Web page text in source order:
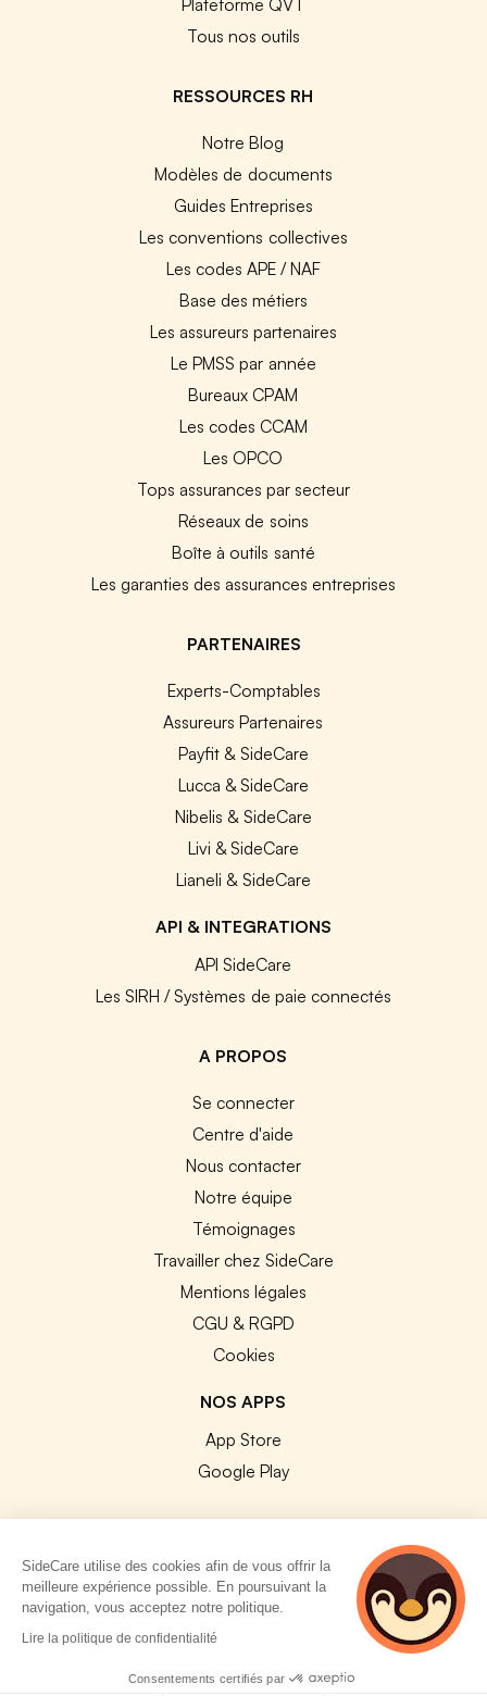
Tous nos outils
RESSOURCES RH
Notre Blog
Modèles de documents
Guides Entreprises
Les conventions collectives
Les codes APE / NAF
Base des métiers
Les assureurs partenaires
Le PMSS par année
Bureaux CPAM
Les codes CCAM
Les OPCO
Tops assurances par secteur
Réseaux de soins
Boîte à outils santé
Les garanties des assurances entreprises
PARTENAIRES
Experts-Comptables
Assureurs Partenaires
Payfit & SideCare
Lucca & SideCare
Nibelis & SideCare
Livi & SideCare
Lianeli & SideCare
API & INTEGRATIONS
API SideCare
Les SIRH / Systèmes de paie connectés
A PROPOS
Se connecter
Centre d'aide
Nous contacter
Notre équipe
Témoignages
Travailler chez SideCare
Mentions légales
CGU & RGPD
Cookies
NOS APPS
App Store
Google Play
© 2026 SideCare. Tous droits réservés.
SideCare utilise des cookies afin de vous offrir la
meilleure expérience possible. En poursuivant la
navigation, vous acceptez notre politique.
Lire la politique de confidentialité
Consentements certifiés par
4 personnes
consultent
actuellement cette